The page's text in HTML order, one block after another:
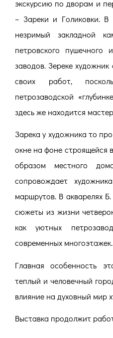
экскурсию по дворам и
– Зареки и Голиковки. В
незримый закладной
петровского пушечного
заводов. Зереке
своих работ,
петрозаводской
здесь же находится
Зарека у художника то
окне на фоне строящейся
образом местного
сопровождает
маршрутов. В акварелях
сюжеты из жизни
как уютных
современных многоэтажек.
Главная особенность
теплый и человечный
влияние на духовный мир
Выставка продолжит